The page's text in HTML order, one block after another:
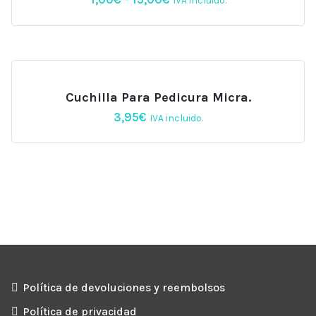
precios:
Cuchilla Para Pedicura Micra.
3,95€ IVA incluido.
Política de devoluciones y reembolsos
Política de privacidad